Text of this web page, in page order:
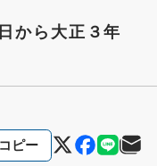
から大正３年
ピー